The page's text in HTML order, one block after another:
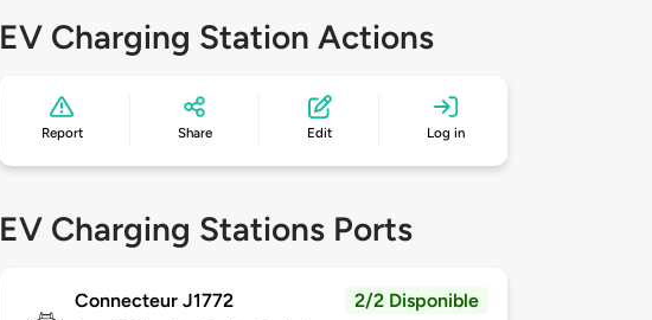
EV Charging Station Actions
Report Share Edit Log in
EV Charging Stations Ports
Connecteur J1772 2/2 Disponible